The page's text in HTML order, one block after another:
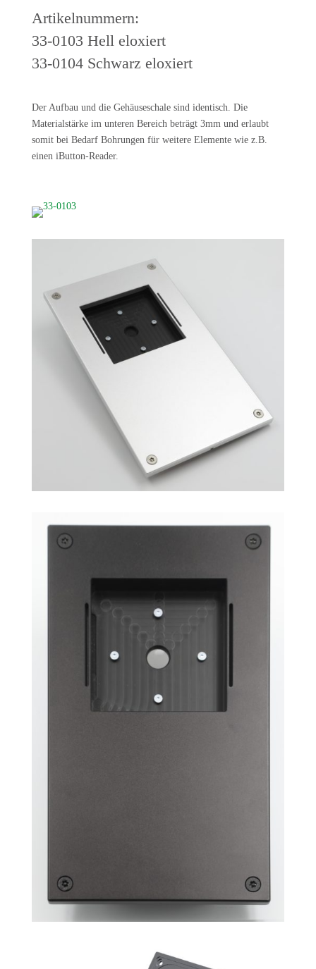
Artikelnummern:
33-0103 Hell eloxiert
33-0104 Schwarz eloxiert
Der Aufbau und die Gehäuseschale sind identisch. Die
Materialstärke im unteren Bereich beträgt 3mm und erlaubt
somit bei Bedarf Bohrungen für weitere Elemente wie z.B.
einen iButton-Reader.